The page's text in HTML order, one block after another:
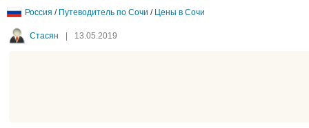
Россия / Путеводитель по Сочи / Цены в Сочи
Стасян | 13.05.2019